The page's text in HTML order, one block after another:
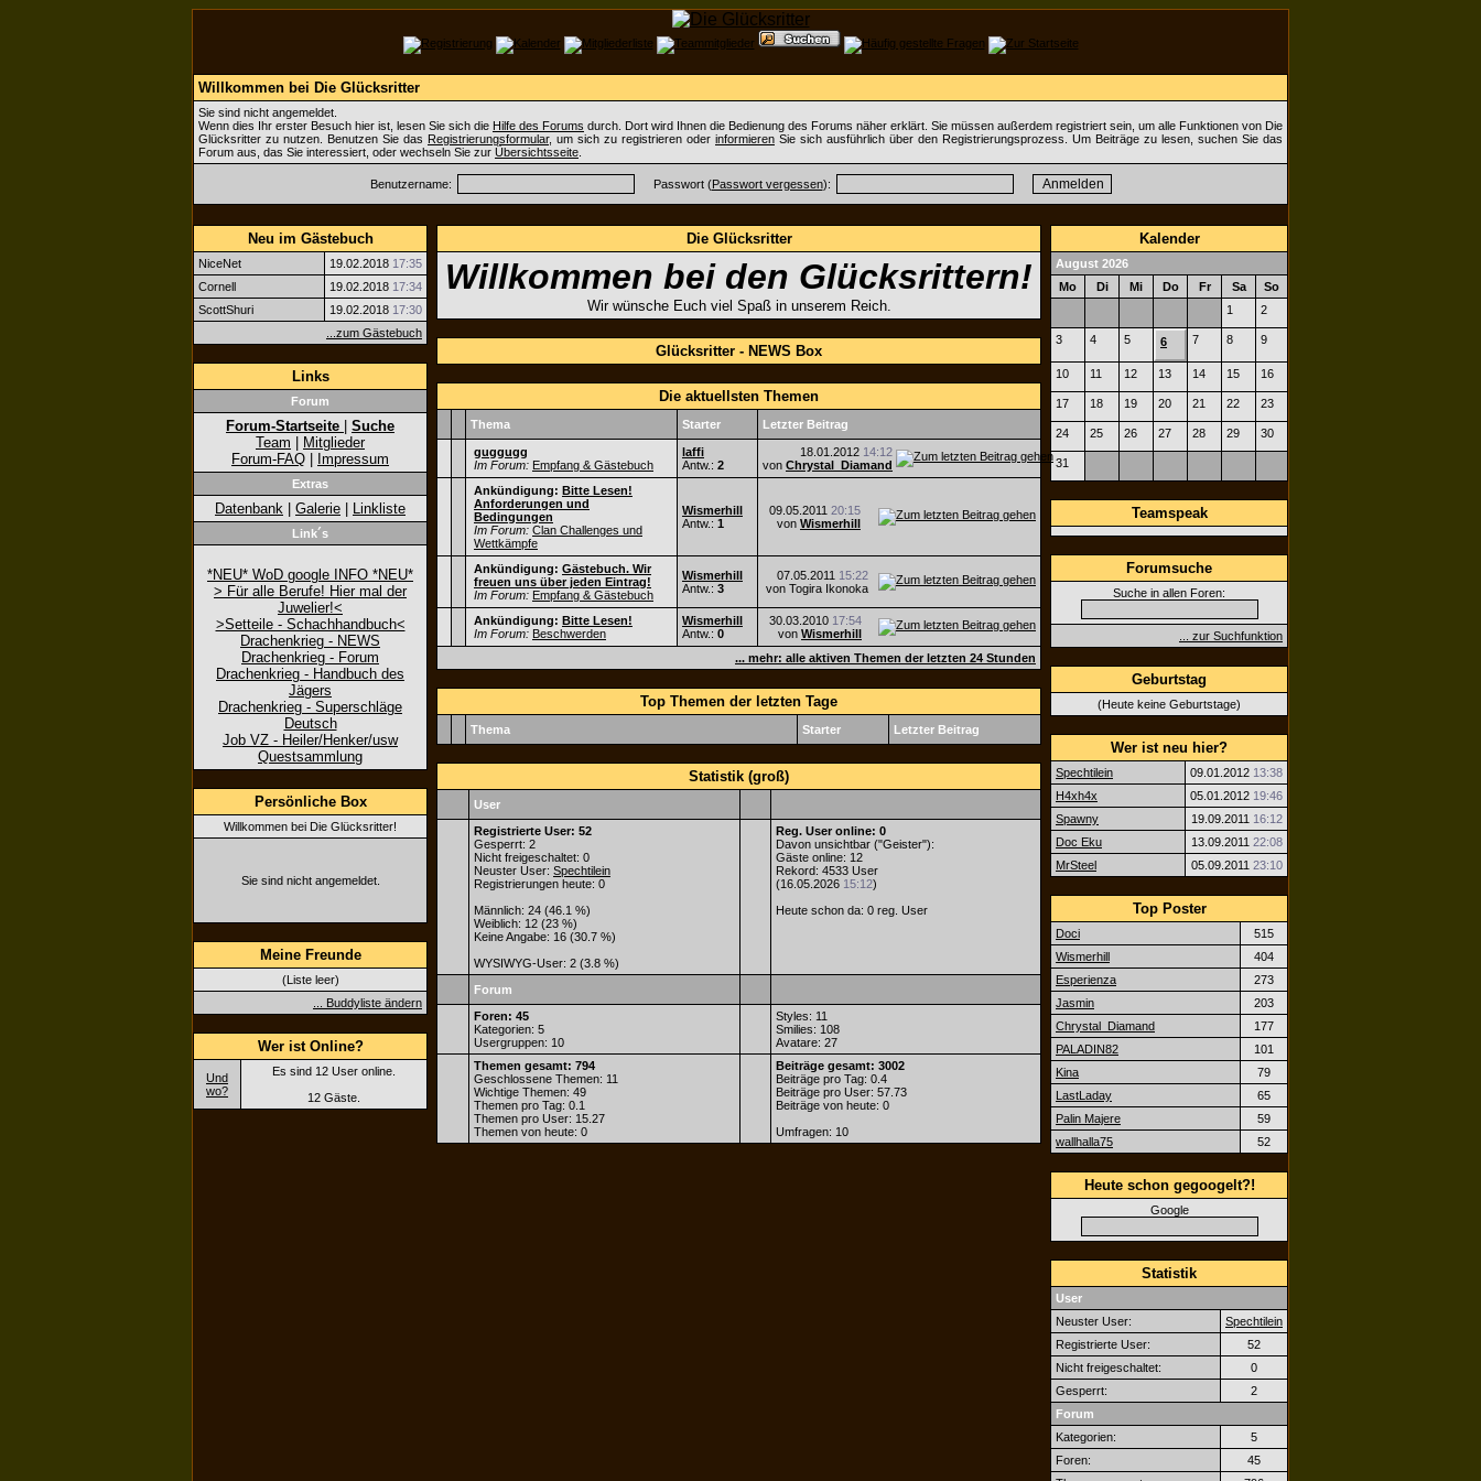
Willkommen bei Die Glücksritter
Sie sind nicht angemeldet.
Wenn dies Ihr erster Besuch hier ist, lesen Sie sich die Hilfe des Forums durch. Dort wird Ihnen die Bedienung des Forums näher erklärt. Sie müssen außerdem registriert sein, um alle Funktionen von Die
Glücksritter zu nutzen. Benutzen Sie das Registrierungsformular, um sich zu registrieren oder informieren Sie sich ausführlich über den Registrierungsprozess. Um Beiträge zu lesen, suchen Sie das
Forum aus, das Sie interessiert, oder wechseln Sie zur Übersichtsseite
Benutzername: Passwort (Passwort vergessen):
Neu im Gästebuch
NiceNet 19.02.2018 17:35
Cornell
19.02.2018 17:34
ScottShuri
19.02.2018 17:30
...zum Gästebuch
Links
Forum
Forum-Startseite
Suche
Team
Mitglieder
Forum-FAQ
Impressum
Extras
Datenbank Galerie Linkliste
Link´s
*NEU* WoD google INFO *NEU*
> Für alle Berufe! Hier mal der
Juwelier!<
>Setteile - Schachhandbuch<
Drachenkrieg - NEWS
Drachenkrieg - Forum
Drachenkrieg - Handbuch des
Jägers
Drachenkrieg - Superschläge
Deutsch
Job VZ - Heiler/Henker/usw
Questsammlung
Persönliche Box
Willkommen bei Die Glücksritter!
Sie sind nicht angemeldet.
Meine Freunde
(Liste leer)
... Buddyliste ändern
Wer ist Online?
Und
wo?
Es sind 12 User online.
12 Gäste.
Die Glücksritter
Willkommen bei den Glücksrittern!
Wir wünsche Euch viel Spaß in unserem Reich.
Glücksritter - NEWS Box
Die aktuellsten Themen
Thema Starter Letzter Beitrag
guggugg
Im Forum: Empfang & Gästebuch
laffi
Antw.: 2
18.01.2012 14:12
von Chrystal_Diamand
Ankündigung: Bitte Lesen!
Anforderungen und
Bedingungen
Im Forum: Clan Challenges und
Wettkämpfe
Wismerhill
Antw.: 1
09.05.2011 20:15
von Wismerhill
Ankündigung: Gästebuch. Wir
freuen uns über jeden Eintrag!
Im Forum: Empfang & Gästebuch
Wismerhill
Antw.: 3
07.05.2011 15:22
von Togira Ikonoka
Ankündigung: Bitte Lesen!
Im Forum: Beschwerden
Wismerhill
Antw.: 0
30.03.2010 17:54
von Wismerhill
... mehr: alle aktiven Themen der letzten 24 Stunden
Top Themen der letzten Tage
Thema Starter Letzter Beitrag
Statistik (groß)
User
Registrierte User: 52
Gesperrt: 2
Nicht freigeschaltet: 0
Neuster User: Spechtilein
Registrierungen heute: 0
Männlich: 24 (46.1 %)
Weiblich: 12 (23 %)
Keine Angabe: 16 (30.7 %)
WYSIWYG-User: 2 (3.8 %)
Reg. User online: 0
Davon unsichtbar ("Geister"):
Gäste online: 12
Rekord: 4533 User
(16.05.2026 15:12)
Heute schon da: 0 reg. User
Forum
Foren: 45
Kategorien: 5
Usergruppen: 10
Styles: 11
Smilies: 108
Avatare: 27
Themen gesamt: 794
Geschlossene Themen: 11
Wichtige Themen: 49
Themen pro Tag: 0.1
Themen pro User: 15.27
Themen von heute: 0
Beiträge gesamt: 3002
Beiträge pro Tag: 0.4
Beiträge pro User: 57.73
Beiträge von heute: 0
Umfragen: 10
Kalender
August 2026
Mo
Di Mi Do Fr Sa
So
1
2
3 4 5 6 7 8 9
10 11 12 13 14 15 16
17 18 19 20 21 22 23
24 25 26 27 28 29 30
31
Teamspeak
Forumsuche
Suche in allen Foren:
... zur Suchfunktion
Geburtstag
(Heute keine Geburtstage)
Wer ist neu hier?
Spechtilein 09.01.2012 13:38
H4xh4x
05.01.2012 19:46
Spawny
19.09.2011 16:12
Doc Eku
13.09.2011 22:08
MrSteel
05.09.2011 23:10
Top Poster
Doci
515
Wismerhill
404
Esperienza
273
Jasmin
203
Chrystal_Diamand
177
PALADIN82
101
Kina
79
LastLaday
65
Palin Majere
59
wallhalla75
52
Heute schon gegoogelt?!
Google
Statistik
User
Neuster User:
Spechtilein
Registrierte User:
52
Nicht freigeschaltet:
0
Gesperrt:
2
Forum
Kategorien:
5
Foren:
45